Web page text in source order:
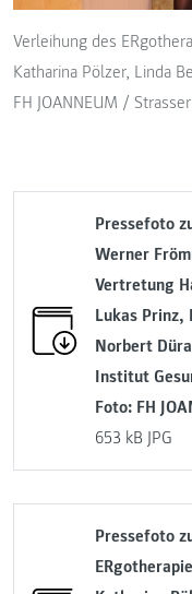
Verleihung des
Katharina Pölzer, Linda
FH JOANNEUM / Strasser
Pressefoto
Werner
Vertretung
Lukas Prinz,
Norbert
Institut
Foto: FH
653 kB JPG
Pressefoto